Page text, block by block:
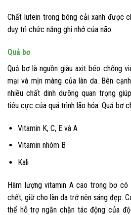
Chất lutein trong bông cải xanh được
duy trì chức năng ghi nhớ của não.
Quả bơ
Quả bơ là nguồn giàu axit béo chống
mại và mịn màng của làn da. Bên
nhiều chất dinh dưỡng quan trọng
tiêu cực của quá trình lão hóa. Quả bơ
Vitamin K, C, E và A
Vitamin nhóm B
Kali
Hàm lượng vitamin A cao trong bơ
chết, giữ cho làn da trở nên sáng đẹp.
thể hỗ trợ ngăn chặn tác động của